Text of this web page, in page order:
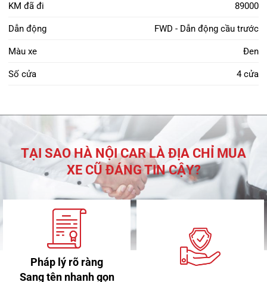
KM đã đi 89000
Dẫn động FWD - Dẫn động cầu trước
Màu xe Đen
Số cửa 4 cửa
TẠI SAO HÀ NỘI CAR LÀ ĐỊA CHỈ MUA
XE CŨ ĐÁNG TIN CẬY?
Pháp lý rõ ràng
Sang tên nhanh gọn